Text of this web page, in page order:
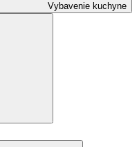
Vybavenie kuchyne